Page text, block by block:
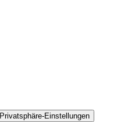
Privatsphäre-Einstellungen